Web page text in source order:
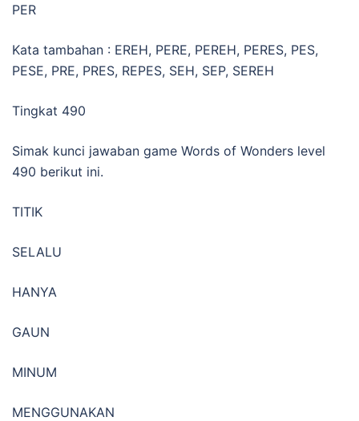
PER
Kata tambahan : EREH, PERE, PEREH, PERES, PES,
PESE, PRE, PRES, REPES, SEH, SEP, SEREH
Tingkat 490
Simak kunci jawaban game Words of Wonders level
490 berikut ini.
TITIK
SELALU
HANYA
GAUN
MINUM
MENGGUNAKAN